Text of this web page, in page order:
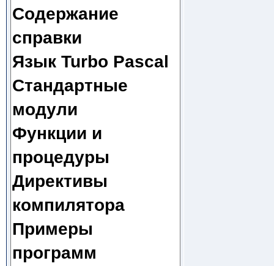
Содержание
справки
Язык Turbo Pascal
Стандартные
модули
Функции и
процедуры
Директивы
компилятора
Примеры
программ